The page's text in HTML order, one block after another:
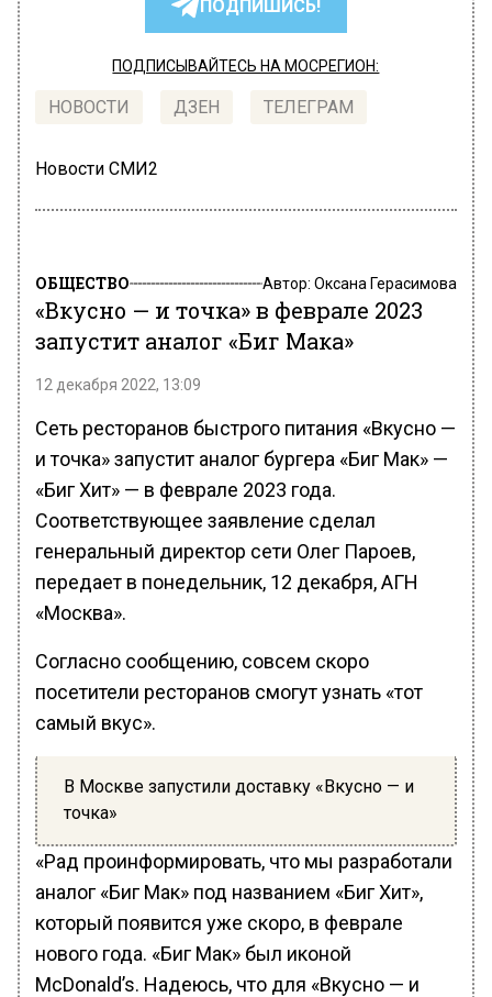
ПОДПИШИСЬ!
ПОДПИСЫВАЙТЕСЬ НА МОСРЕГИОН:
НОВОСТИ ДЗЕН ТЕЛЕГРАМ
Новости СМИ2
ОБЩЕСТВО Автор: Оксана Герасимова
«Вкусно — и точка» в феврале 2023
запустит аналог «Биг Мака»
12 декабря 2022, 13:09
Сеть ресторанов быстрого питания «Вкусно —
и точка» запустит аналог бургера «Биг Мак» —
«Биг Хит» — в феврале 2023 года.
Соответствующее заявление сделал
генеральный директор сети Олег Пароев,
передает в понедельник, 12 декабря, АГН
«Москва».
Согласно сообщению, совсем скоро
посетители ресторанов смогут узнать «тот
самый вкус».
В Москве запустили доставку «Вкусно — и
точка»
«Рад проинформировать, что мы разработали
аналог «Биг Мак» под названием «Биг Хит»,
который появится уже скоро, в феврале
нового года. «Биг Мак» был иконой
McDonald’s. Надеюсь, что для «Вкусно — и